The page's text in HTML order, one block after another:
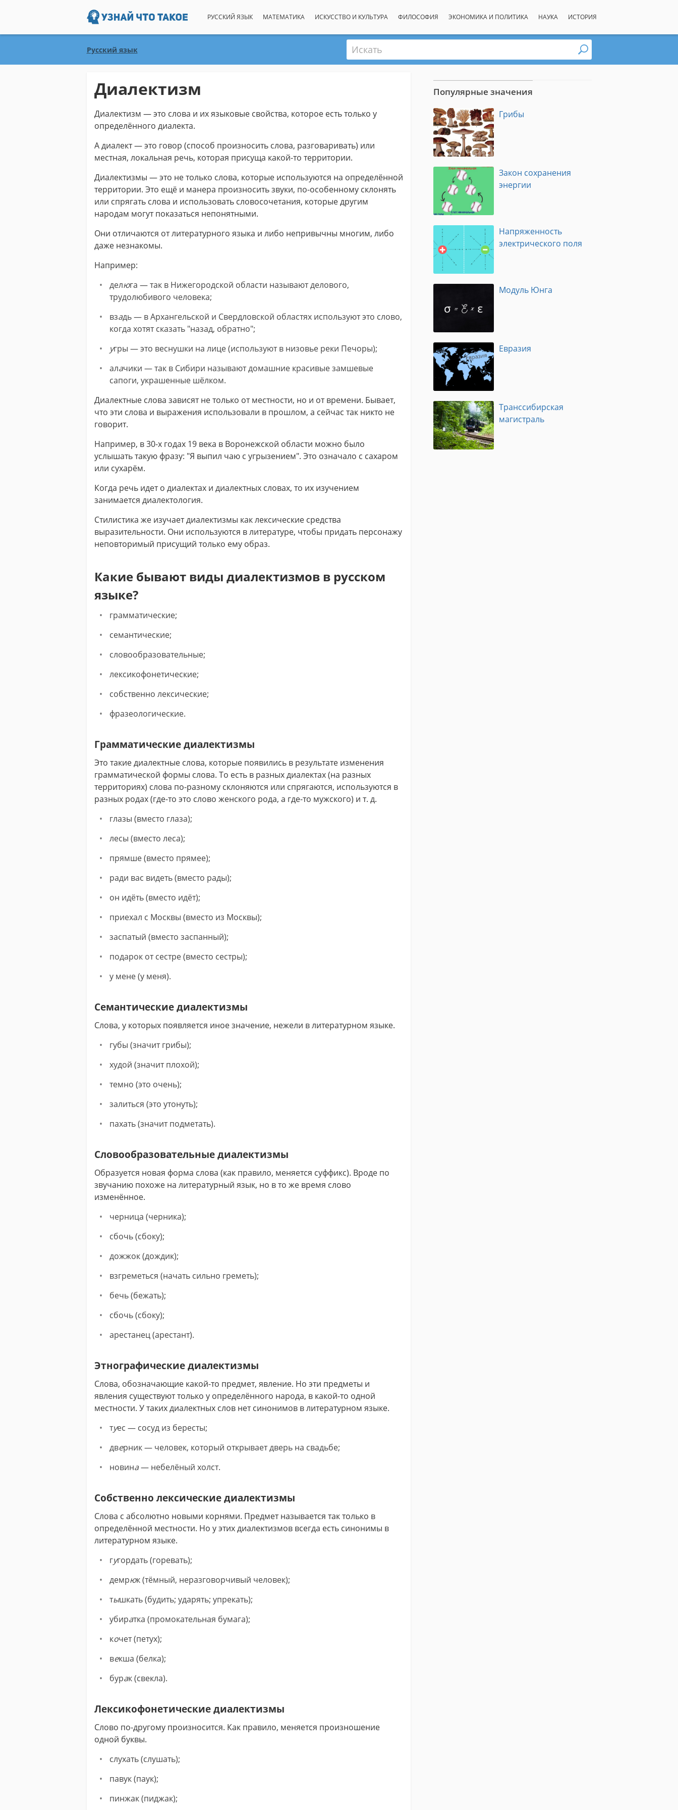
РУССКИЙ ЯЗЫК МАТЕМАТИКА ИСКУССТВО И КУЛЬТУРА ФИЛОСОФИЯ ЭКОНОМИКА И ПОЛИТИКА НАУКА ИСТОРИЯ
Русский язык Искать
Диалектизм
Диалектизм — это слова и их языковые свойства, которое есть только у
определённого диалекта.
А диалект — это говор (способ произносить слова, разговаривать) или
местная, локальная речь, которая присуща какой-то территории.
Диалектизмы — это не только слова, которые используются на определённой
территории. Это ещё и манера произносить звуки, по-особенному склонять
или спрягать слова и использовать словосочетания, которые другим
народам могут показаться непонятными.
Они отличаются от литературного языка и либо непривычны многим, либо
даже незнакомы.
Например:
делюга — так в Нижегородской области называют делового,
трудолюбивого человека;
взадь — в Архангельской и Свердловской областях используют это слово,
когда хотят сказать "назад, обратно";
угры — это веснушки на лице (используют в низовье реки Печоры);
алачики — так в Сибири называют домашние красивые замшевые
сапоги, украшенные шёлком.
Диалектные слова зависят не только от местности, но и от времени. Бывает,
что эти слова и выражения использовали в прошлом, а сейчас так никто не
говорит.
Например, в 30-х годах 19 века в Воронежской области можно было
услышать такую фразу: "Я выпил чаю с угрызением". Это означало с сахаром
или сухарём.
Когда речь идет о диалектах и диалектных словах, то их изучением
занимается диалектология.
Стилистика же изучает диалектизмы как лексические средства
выразительности. Они используются в литературе, чтобы придать персонажу
неповторимый присущий только ему образ.
Какие бывают виды диалектизмов в русском
языке?
грамматические;
семантические;
словообразовательные;
лексикофонетические;
собственно лексические;
фразеологические.
Грамматические диалектизмы
Это такие диалектные слова, которые появились в результате изменения
грамматической формы слова. То есть в разных диалектах (на разных
территориях) слова по-разному склоняются или спрягаются, используются в
разных родах (где-то это слово женского рода, а где-то мужского) и т. д.
глазы (вместо глаза);
лесы (вместо леса);
прямше (вместо прямее);
ради вас видеть (вместо рады);
он идёть (вместо идёт);
приехал с Москвы (вместо из Москвы);
заспатый (вместо заспанный);
подарок от сестре (вместо сестры);
у мене (у меня).
Семантические диалектизмы
Слова, у которых появляется иное значение, нежели в литературном языке.
губы (значит грибы);
худой (значит плохой);
темно (это очень);
залиться (это утонуть);
пахать (значит подметать).
Словообразовательные диалектизмы
Образуется новая форма слова (как правило, меняется суффикс). Вроде по
звучанию похоже на литературный язык, но в то же время слово
изменённое.
черница (черника);
сбочь (сбоку);
дожжок (дождик);
взгреметься (начать сильно греметь);
бечь (бежать);
сбочь (сбоку);
арестанец (арестант).
Этнографические диалектизмы
Слова, обозначающие какой-то предмет, явление. Но эти предметы и
явления существуют только у определённого народа, в какой-то одной
местности. У таких диалектных слов нет синонимов в литературном языке.
туес — со­суд из бе­ре­сты;
дверник — человек, который открывает дверь на свадьбе;
новина— небелёный холст.
Собственно лексические диалектизмы
Слова с абсолютно новыми корнями. Предмет называется так только в
определённой местности. Но у этих диалектизмов всегда есть синонимы в
литературном языке.
гугордать (горевать);
демрюк (тёмный, неразговорчивый человек);
тышкать (будить; ударять; упрекать);
убиратка (промокательная бумага);
кочет (петух);
векша (белка);
бурак (свекла).
Лексикофонетические диалектизмы
Слово по-другому произносится. Как правило, меняется произношение
одной буквы.
слухать (слушать);
павук (паук);
пинжак (пиджак);
Популярные значения
Грибы
Закон сохранения
энергии
Напряженность
электрического поля
Модуль Юнга
Евразия
Транссибирская
магистраль